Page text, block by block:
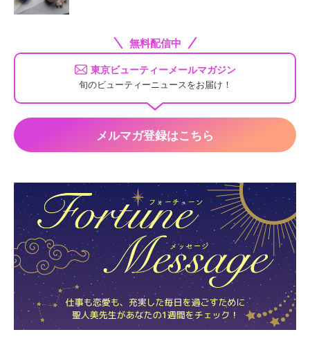
無料配信中
東京ビューティーメールマガジン
旬のビューティーニュースをお届け！
メルマガ登録はこちら